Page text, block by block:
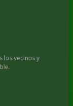
los vecinos y